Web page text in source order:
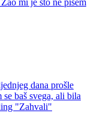
dana prošle
baš svega, ali bila
"Zahvali"